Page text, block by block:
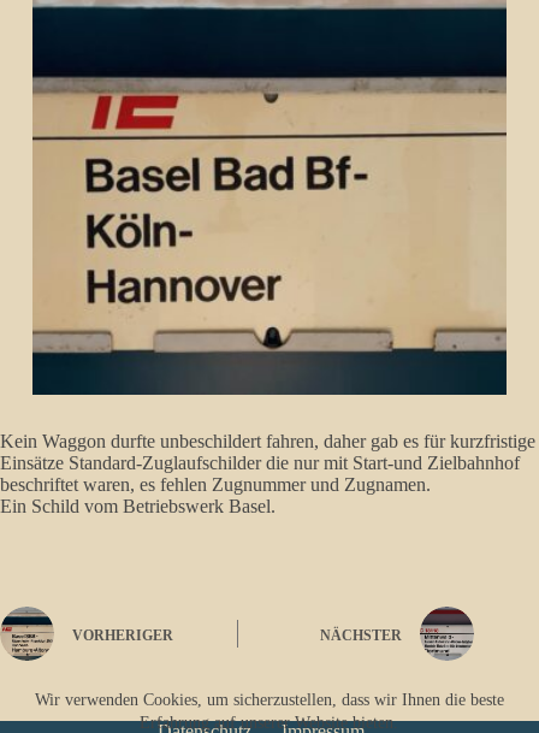
Wir verwenden Cookies, um sicherzustellen, dass wir Ihnen die beste
Erfahrung auf unserer Website bieten.
Kein Waggon durfte unbeschildert fahren, daher gab es für kurzfristige
Einsätze Standard-Zuglaufschilder die nur mit Start-und Zielbahnhof
beschriftet waren, es fehlen Zugnummer und Zugnamen.
Ein Schild vom Betriebswerk Basel.
VORHERIGER NÄCHSTER